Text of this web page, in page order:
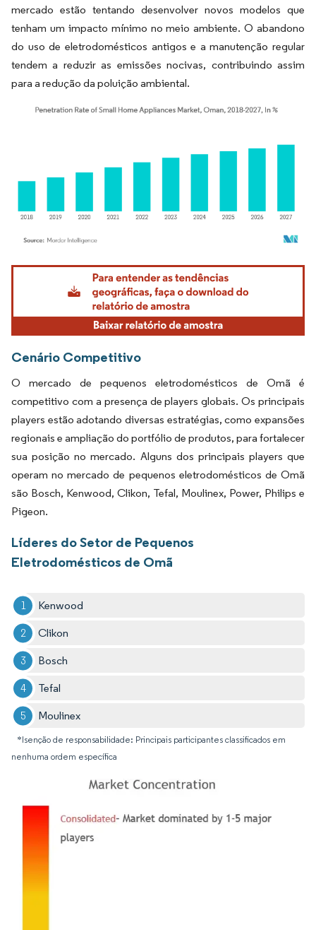
mercado estão tentando desenvolver novos modelos que
tenham um impacto mínimo no meio ambiente. O abandono
do uso de eletrodomésticos antigos e a manutenção regular
tendem a reduzir as emissões nocivas, contribuindo assim
para a redução da poluição ambiental.
Imagem © Mordor Intelligence. O reuso requer atribuição conforme CC BY 4.0.
Cenário Competitivo
O mercado de pequenos eletrodomésticos de Omã é
competitivo com a presença de players globais. Os principais
players estão adotando diversas estratégias, como expansões
regionais e ampliação do portfólio de produtos, para fortalecer
sua posição no mercado. Alguns dos principais players que
operam no mercado de pequenos eletrodomésticos de Omã
são Bosch, Kenwood, Clikon, Tefal, Moulinex, Power, Philips e
Pigeon.
Líderes do Setor de Pequenos
Eletrodomésticos de Omã
Kenwood
Clikon
Bosch
Tefal
Moulinex
*Isenção de responsabilidade: Principais participantes classificados em
nenhuma ordem específica